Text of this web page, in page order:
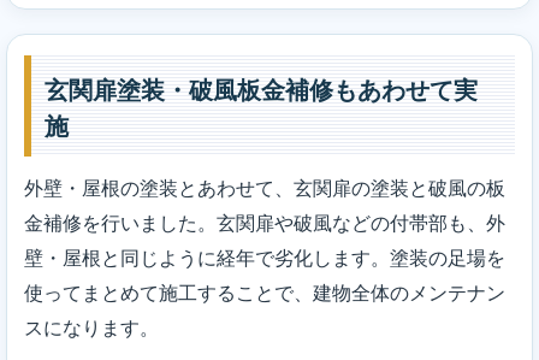
玄関扉塗装・破風板金補修もあわせて実
施
外壁・屋根の塗装とあわせて、玄関扉の塗装と破風の板
金補修を行いました。玄関扉や破風などの付帯部も、外
壁・屋根と同じように経年で劣化します。塗装の足場を
使ってまとめて施工することで、建物全体のメンテナン
スになります。